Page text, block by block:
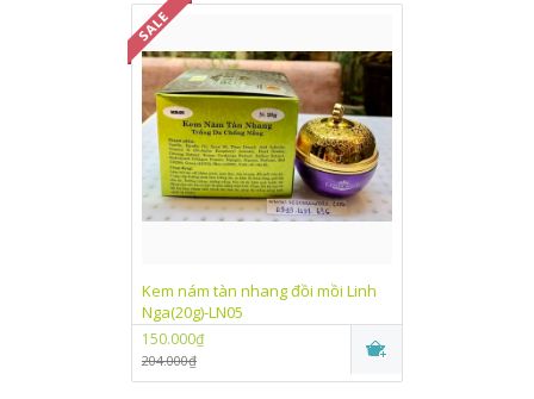
Kem nám tàn nhang đồi mồi Linh
Nga(20g)-LN05
150.000₫
204.000₫